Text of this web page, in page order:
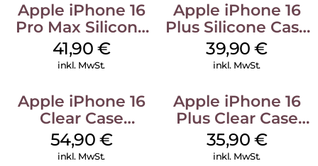
Apple iPhone 16
Pro Max Silicone
Case MagSafe
Ultramarine
41,90 €
inkl. MwSt.
Apple iPhone 16
Plus Silicone Case
MagSafe Plum
39,90€
inkl. MwSt.
Apple iPhone 16
Clear Case
MagSafe
Transparent
54,90 €
inkl. MwSt.
Apple iPhone 16
Plus Clear Case
MagSafe
Transparent
35,90 €
inkl. MwSt.